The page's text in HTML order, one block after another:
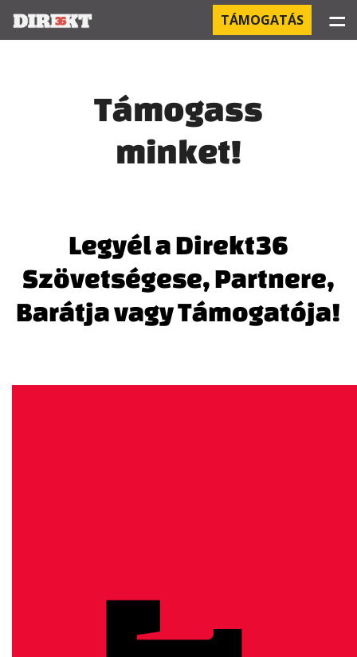
KÓRHÁZI FERTŐZÉSEK
ORBÁN ÉS A GAZDASÁG
OROSZ KAPCSOLATOK
PEGASUS-MEGFIGYELÉSEK
AZ ORBÁN CSALÁD ÜZLETEI
RÓLUNK
TÁMOGATÁS ☰
Támogass
minket!
Legyél a Direkt36
Szövetségese, Partnere,
Barátja vagy Támogatója!